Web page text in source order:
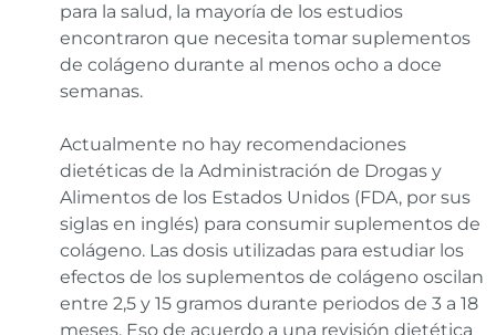
para la salud, la mayoría de los estudios
encontraron que necesita tomar suplementos
de colágeno durante al menos ocho a doce
semanas.
Actualmente no hay recomendaciones
dietéticas de la Administración de Drogas y
Alimentos de los Estados Unidos (FDA, por sus
siglas en inglés) para consumir suplementos de
colágeno. Las dosis utilizadas para estudiar los
efectos de los suplementos de colágeno oscilan
entre 2,5 y 15 gramos durante periodos de 3 a 18
meses. Eso de acuerdo a una revisión dietética